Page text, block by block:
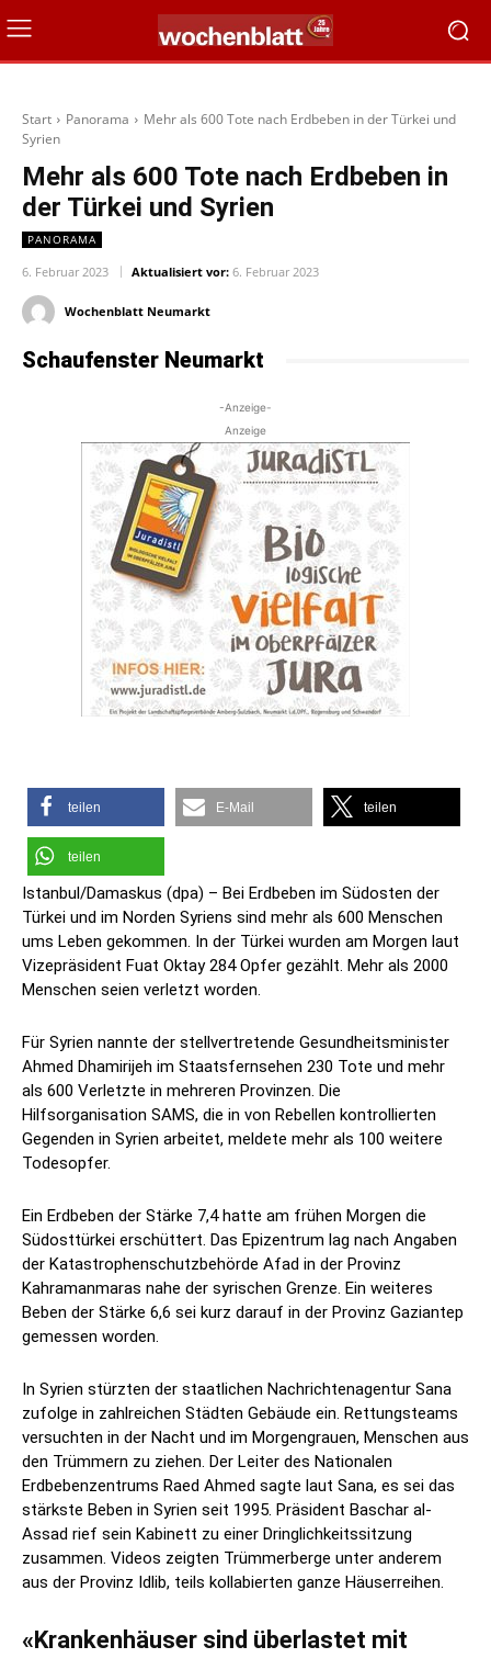
Start Panorama
Mehr als 600 Tote nach Erdbeben in der Türkei und
Syrien
Mehr als 600 Tote nach Erdbeben in
der Türkei und Syrien
PANORAMA
6. Februar 2023 Aktualisiert vor: 6. Februar 2023
Wochenblatt Neumarkt
Schaufenster Neumarkt
-Anzeige-
Anzeige
teilen E-Mail teilen
teilen
Istanbul/Damaskus (dpa) – Bei Erdbeben im Südosten der
Türkei und im Norden Syriens sind mehr als 600 Menschen
ums Leben gekommen. In der Türkei wurden am Morgen laut
Vizepräsident Fuat Oktay 284 Opfer gezählt. Mehr als 2000
Menschen seien verletzt worden.
Für Syrien nannte der stellvertretende Gesundheitsminister
Ahmed Dhamirijeh im Staatsfernsehen 230 Tote und mehr
als 600 Verletzte in mehreren Provinzen. Die
Hilfsorganisation SAMS, die in von Rebellen kontrollierten
Gegenden in Syrien arbeitet, meldete mehr als 100 weitere
Todesopfer.
Ein Erdbeben der Stärke 7,4 hatte am frühen Morgen die
Südosttürkei erschüttert. Das Epizentrum lag nach Angaben
der Katastrophenschutzbehörde Afad in der Provinz
Kahramanmaras nahe der syrischen Grenze. Ein weiteres
Beben der Stärke 6,6 sei kurz darauf in der Provinz Gaziantep
gemessen worden.
In Syrien stürzten der staatlichen Nachrichtenagentur Sana
zufolge in zahlreichen Städten Gebäude ein. Rettungsteams
versuchten in der Nacht und im Morgengrauen, Menschen aus
den Trümmern zu ziehen. Der Leiter des Nationalen
Erdbebenzentrums Raed Ahmed sagte laut Sana, es sei das
stärkste Beben in Syrien seit 1995. Präsident Baschar al-
Assad rief sein Kabinett zu einer Dringlichkeitssitzung
zusammen. Videos zeigten Trümmerberge unter anderem
aus der Provinz Idlib, teils kollabierten ganze Häuserreihen.
«Krankenhäuser sind überlastet mit